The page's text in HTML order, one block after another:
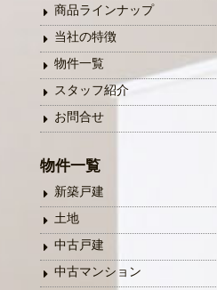
商品ラインナップ
当社の特徴
物件一覧
スタッフ紹介
お問合せ
物件一覧
新築戸建
土地
中古戸建
中古マンション